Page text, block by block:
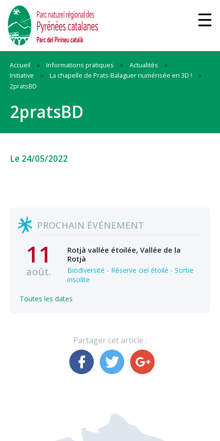
Accueil Informations pratiques
Actualités
Initiative
La chapelle de Prats-Balaguer numérisée en 3D !
2pratsBD
2pratsBD
Le 24/05/2022
PROCHAIN ÉVÉNEMENT
11
août.
Rotjà vallée étoilée, Vallée de la
Rotjà
Biodiversité - Réserve ciel étoilé - Sortie
insolite
Toutes les dates
Partager cet article :